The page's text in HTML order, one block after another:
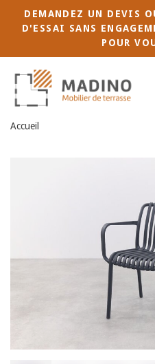
DEMANDEZ UN DEVIS
D'ESSAI SANS
POUR
Accueil